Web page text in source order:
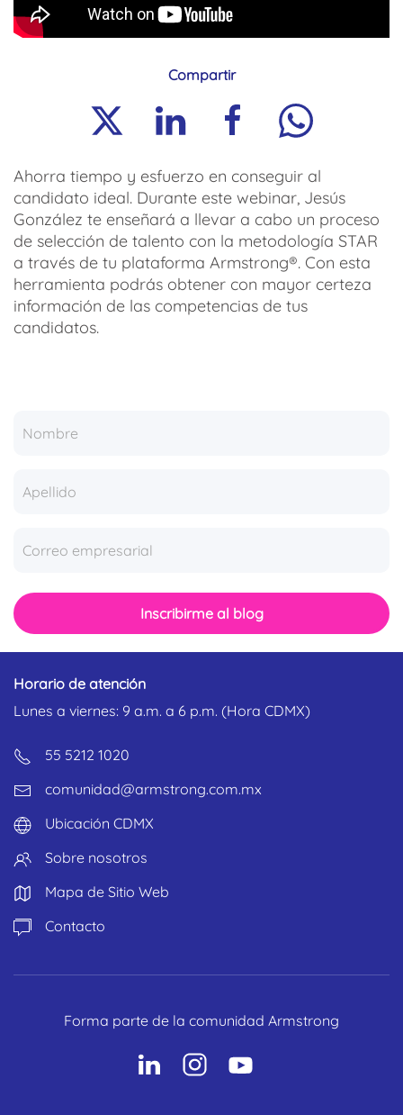
Compartir
Ahorra tiempo y esfuerzo en conseguir al
candidato ideal. Durante este webinar, Jesús
González te enseñará a llevar a cabo un proceso
de selección de talento con la metodología STAR
a través de tu plataforma Armstrong®. Con esta
herramienta podrás obtener con mayor certeza
información de las competencias de tus
candidatos.
Inscribirme al blog
Horario de atención
Lunes a viernes: 9 a.m. a 6 p.m. (Hora CDMX)
55 5212 1020
comunidad@armstrong.com.mx
Ubicación CDMX
Sobre nosotros
Mapa de Sitio Web
Contacto
Forma parte de la comunidad Armstrong